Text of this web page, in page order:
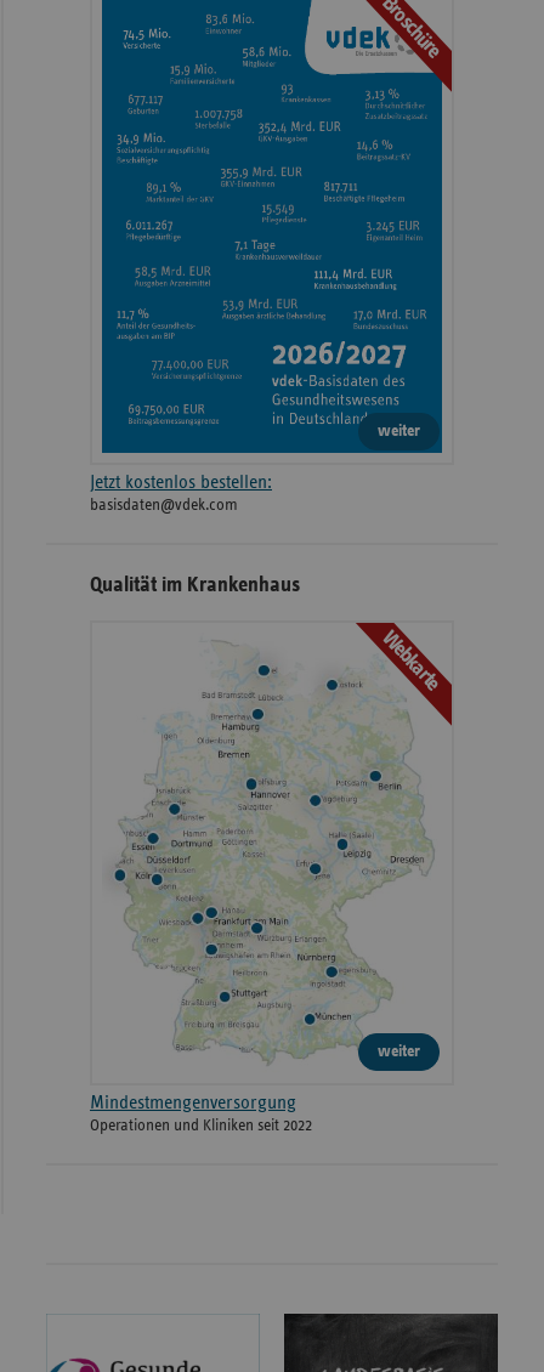
Broschüre
weiter
Jetzt kostenlos bestellen:
basisdaten@vdek.com
Qualität im Krankenhaus
Webkarte
weiter
Mindestmengenversorgung
Operationen und Kliniken seit 2022